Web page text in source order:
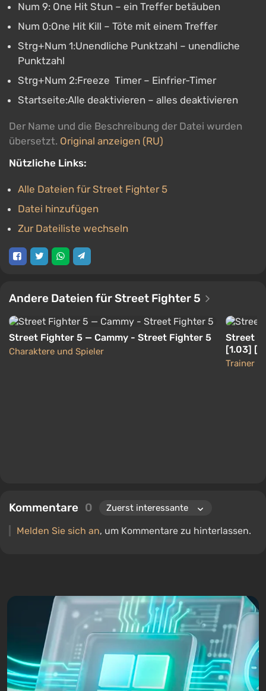
Num 9: One Hit Stun – ein Treffer betäuben
Num 0:One Hit Kill – Töte mit einem Treffer
Strg+Num 1:Unendliche Punktzahl – unendliche
Punktzahl
Strg+Num 2:Freeze Timer – Einfrier-Timer
Startseite:Alle deaktivieren – alles deaktivieren
Der Name und die Beschreibung der Datei wurden
übersetzt. Original anzeigen (RU)
Nützliche Links:
Alle Dateien für Street Fighter 5
Datei hinzufügen
Zur Dateiliste wechseln
Andere Dateien für Street Fighter 5
Street Fighter 5 — Cammy - Street Fighter 5
Charaktere und Spieler
Street
[1.03]
Trainer
Kommentare 0
Melden Sie sich an, um Kommentare zu hinterlassen.